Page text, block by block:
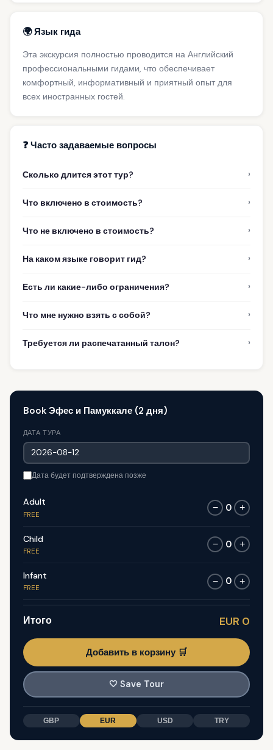
🌍 Язык гида
Эта экскурсия полностью проводится на Английский
профессиональными гидами, что обеспечивает
комфортный, информативный и приятный опыт для
всех иностранных гостей.
❓ Часто задаваемые вопросы
Сколько длится этот тур? ›
Что включено в стоимость? ›
Что не включено в стоимость? ›
На каком языке говорит гид? ›
Есть ли какие-либо ограничения? ›
Что мне нужно взять с собой? ›
Требуется ли распечатанный талон? ›
Book Эфес и Памуккале (2 дня)
ДАТА ТУРА
Дата будет подтверждена позже
Adult
FREE
− 0 +
Child
FREE
− 0 +
Infant
FREE
− 0 +
Итого EUR 0
Добавить в корзину 🛒
🤍 Save Tour
GBP EUR USD TRY